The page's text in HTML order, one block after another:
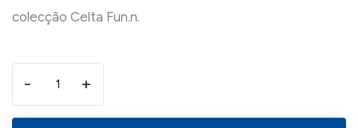
- +